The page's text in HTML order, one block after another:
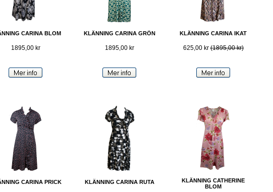
CARINA BLOM
1895,00 kr
KLÄNNING CARINA GRÖN
1895,00 kr
KLÄNNING CARINA IKAT
625,00 kr (1895,00 kr)
CARINA PRICK KLÄNNING CARINA RUTA
KLÄNNING CATHERINE
BLOM